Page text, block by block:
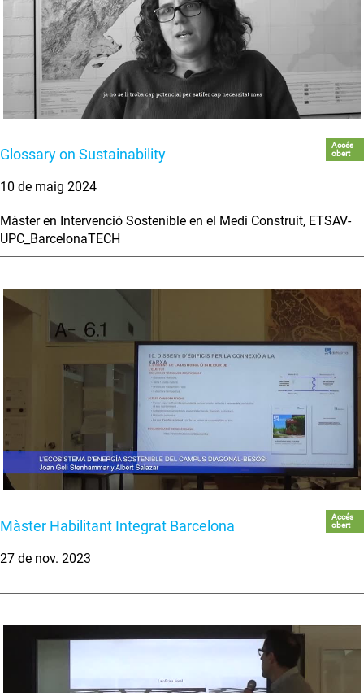
Glossary on Sustainability
Accés
obert
10 de maig 2024
Màster en Intervenció Sostenible en el Medi Construit, ETSAV-
UPC_BarcelonaTECH
Màster Habilitant Integrat Barcelona
Accés
obert
27 de nov. 2023